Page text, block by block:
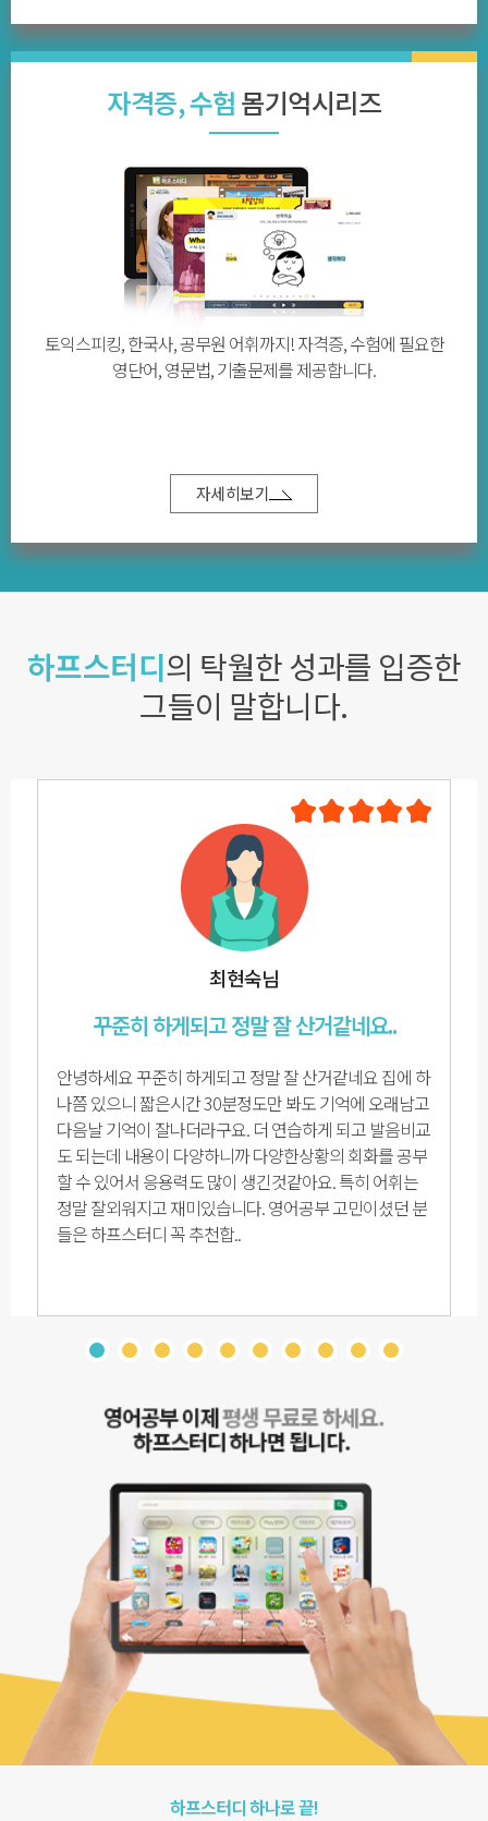
자격증, 수험 몸기억시리즈
토익스피킹, 한국사, 공무원 어휘까지! 자격증, 수험에 필요한
영단어, 영문법, 기출문제를 제공합니다.
자세히보기
하프스터디의 탁월한 성과를 입증한
그들이 말합니다.
최현숙님
꾸준히 하게되고 정말 잘 산거같네요..
안녕하세요 꾸준히 하게되고 정말 잘 산거같네요 집에 하
나쯤 있으니 짧은시간 30분정도만 봐도 기억에 오래남고
다음날 기억이 잘나더라구요. 더 연습하게 되고 발음비교
도 되는데 내용이 다양하니까 다양한상황의 회화를 공부
할 수 있어서 응용력도 많이 생긴것같아요. 특히 어휘는
정말 잘외워지고 재미있습니다. 영어공부 고민이셨던 분
들은 하프스터디 꼭 추천합..
하프스터디 하나로 끝!